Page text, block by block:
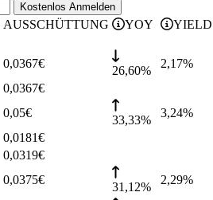
Kostenlos Anmelden
AUSSCHÜTTUNG YOY YIELD
0,0367€
26,60%
2,17%
0,0367€
0,05€
33,33%
3,24%
0,0181€
0,0319€
0,0375€
31,12%
2,29%